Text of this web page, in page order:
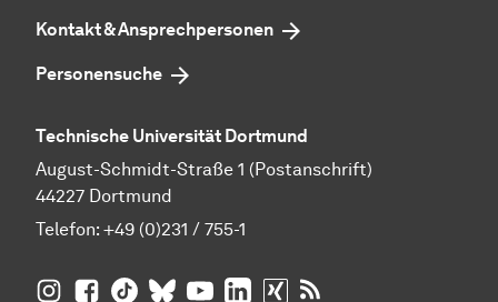
Kontakt & Ansprechpersonen
Personensuche
Technische Universität Dortmund
August-Schmidt-Straße 1 (Postanschrift)
44227 Dortmund
Telefon: +49 (0)231 / 755-1
TU Dortmund aufInsta­gram
TU Dortmund auf Facebook
TU Dortmund auf TikTok
TU Dortmund auf BlueSky
TU Dortmund auf YouTube
TU Dortmund auf LinkedIn
TU Dortmund auf XING